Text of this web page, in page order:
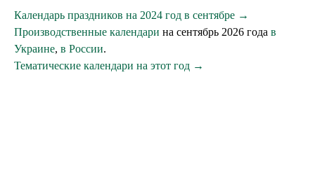
Календарь праздников на 2024 год в сентябре →
Производственные календари на сентябрь 2026 года в
Украине, в России.
Тематические календари на этот год →